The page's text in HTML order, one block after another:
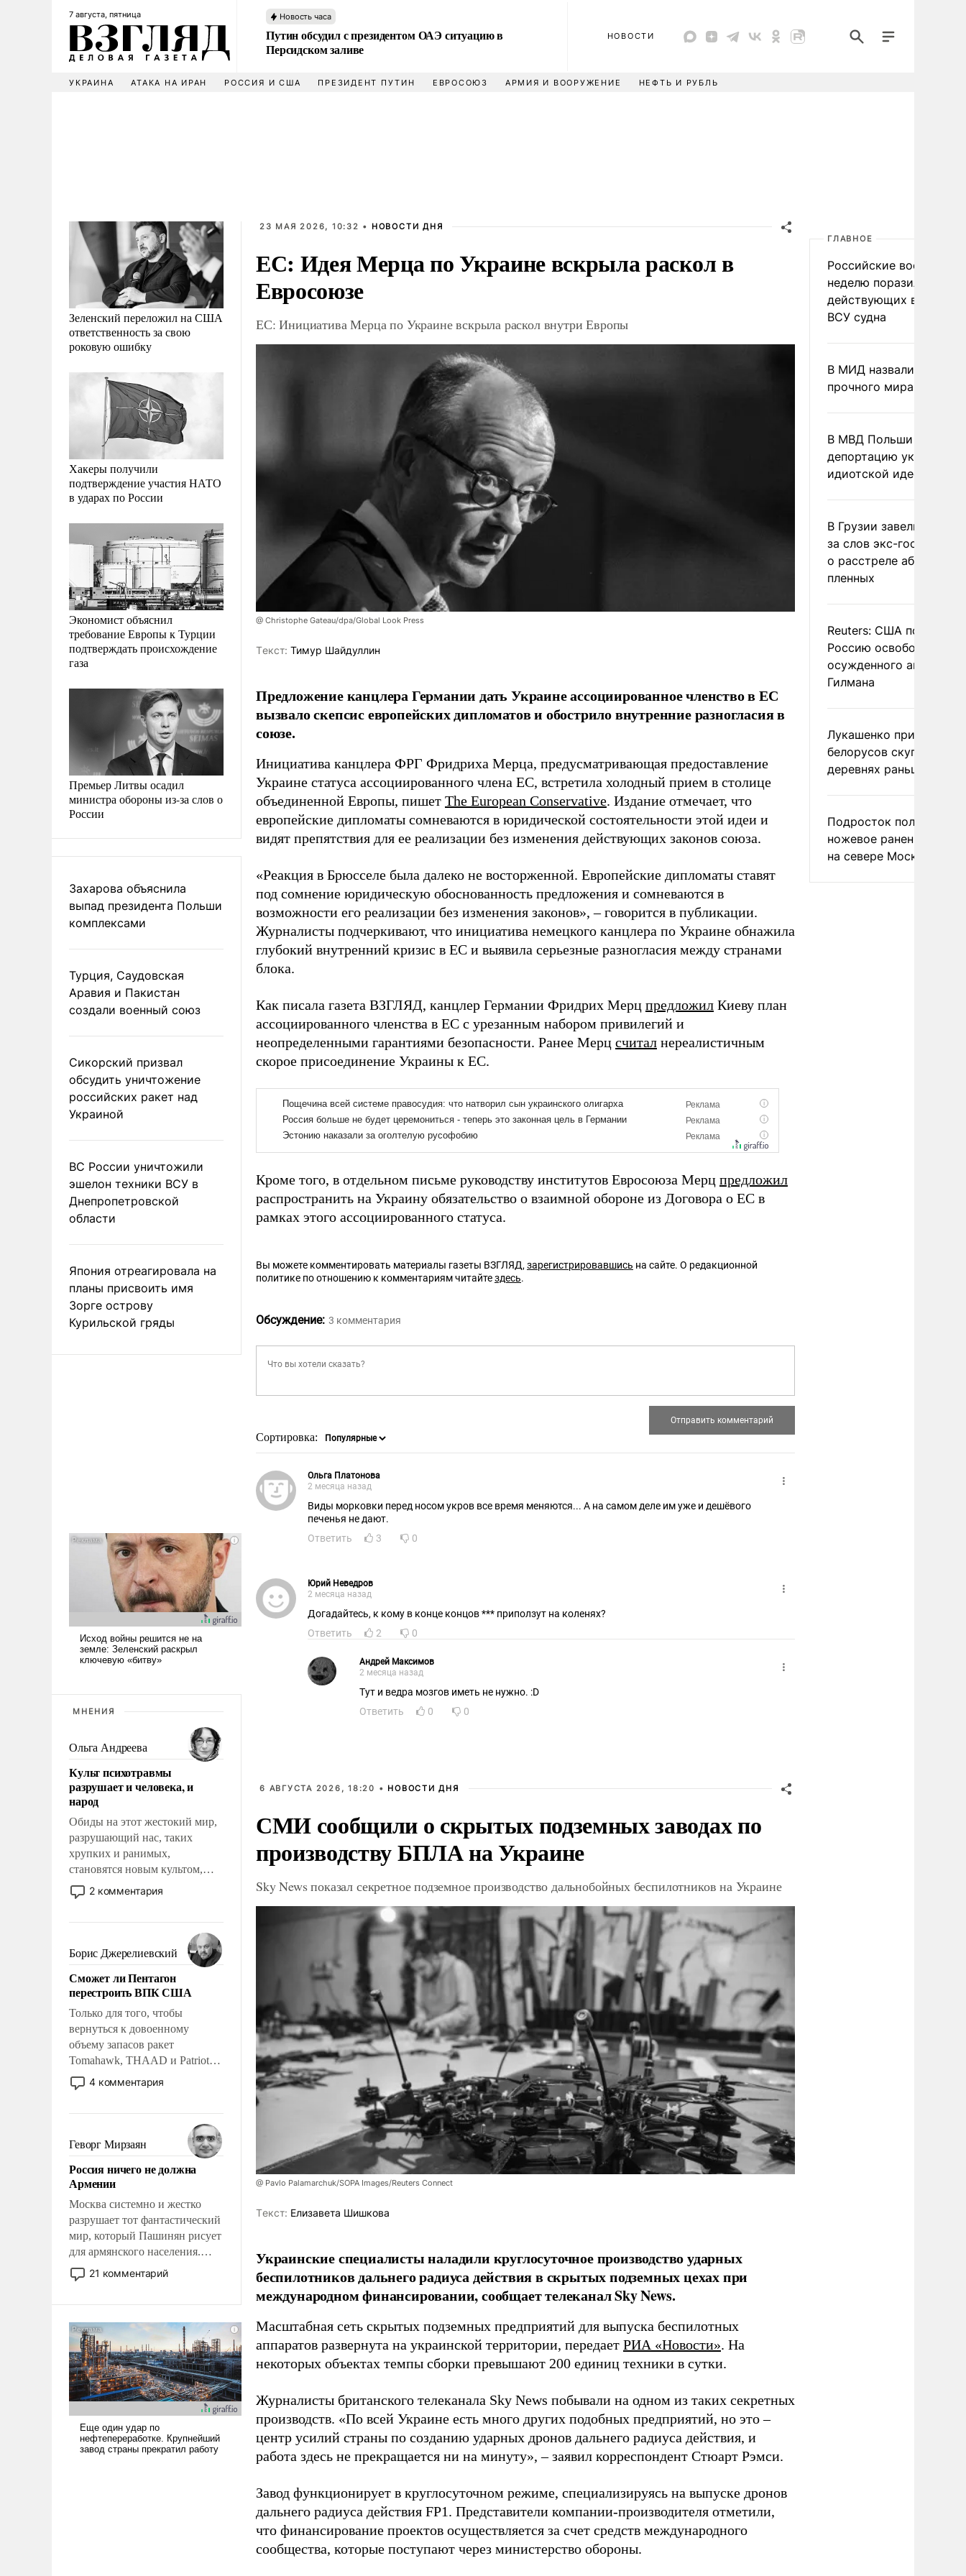
7 августа, пятница Новость часа
Путин обсудил с президентом ОАЭ ситуацию в
Персидском заливе
НОВОСТИ
УКРАИНА АТАКА НА ИРАН РОССИЯ И США ПРЕЗИДЕНТ ПУТИН ЕВРОСОЮЗ АРМИЯ И ВООРУЖЕНИЕ НЕФТЬ И РУБЛЬ
Зеленский переложил на США
ответственность за свою
роковую ошибку
Хакеры получили
подтверждение участия НАТО
в ударах по России
Экономист объяснил
требование Европы к Турции
подтверждать происхождение
газа
Премьер Литвы осадил
министра обороны из-за слов о
России
Захарова объяснила
выпад президента Польши
комплексами
Турция, Саудовская
Аравия и Пакистан
создали военный союз
Сикорский призвал
обсудить уничтожение
российских ракет над
Украиной
ВС России уничтожили
эшелон техники ВСУ в
Днепропетровской
области
Япония отреагировала на
планы присвоить имя
Зорге острову
Курильской гряды
МНЕНИЯ
Ольга Андреева
Культ психотравмы
разрушает и человека, и
народ
Обиды на этот жестокий мир,
разрушающий нас, таких
хрупких и ранимых,
становятся новым культом,
постепенно вытесняя и
отменяя традиционное
мужественным и твердым под
ударами судьбы, брать на себя
ответственность, помогать
слабым, идти вперед и
адаптироваться.
2 комментария
Борис Джерелиевский
Сможет ли Пентагон
перестроить ВПК США
Только для того, чтобы
вернуться к довоенному
объему запасов ракет
Tomahawk, THAAD и Patriot
США потребуется более трех
лет. Даже небольшая война с
Сложившаяся ситуация
означает многолетний период
уязвимости США, например,
перед Китаем.
4 комментария
Геворг Мирзаян
Россия ничего не должна
Армении
Москва системно и жестко
разрушает тот фантастический
мир, который Пашинян рисует
для армянского населения.
Мир, где политические
прожекты будут безусловно
налогоплательщиков и где
Еревану за свои поступки не
нужно отвечать.
21 комментарий
23 МАЯ 2026, 10:32 • НОВОСТИ ДНЯ
ЕС: Идея Мерца по Украине вскрыла раскол в
Евросоюзе
ЕС: Инициатива Мерца по Украине вскрыла раскол внутри Европы
@ Christophe Gateau/dpa/Global Look Press
Tекст: Тимур Шайдуллин
Предложение канцлера Германии дать Украине ассоциированное членство в ЕС
вызвало скепсис европейских дипломатов и обострило внутренние разногласия в
союзе.
Инициатива канцлера ФРГ Фридриха Мерца, предусматривающая предоставление
Украине статуса ассоциированного члена ЕС, встретила холодный прием в столице
объединенной Европы, пишет The European Conservative. Издание отмечает, что
европейские дипломаты сомневаются в юридической состоятельности этой идеи и
видят препятствия для ее реализации без изменения действующих законов союза.
«Реакция в Брюсселе была далеко не восторженной. Европейские дипломаты ставят
под сомнение юридическую обоснованность предложения и сомневаются в
возможности его реализации без изменения законов», – говорится в публикации.
Журналисты подчеркивают, что инициатива немецкого канцлера по Украине обнажила
глубокий внутренний кризис в ЕС и выявила серьезные разногласия между странами
блока.
Как писала газета ВЗГЛЯД, канцлер Германии Фридрих Мерц предложил Киеву план
ассоциированного членства в ЕС с урезанным набором привилегий и
неопределенными гарантиями безопасности. Ранее Мерц считал нереалистичным
скорое присоединение Украины к ЕС.
Кроме того, в отдельном письме руководству институтов Евросоюза Мерц предложил
распространить на Украину обязательство о взаимной обороне из Договора о ЕС в
рамках этого ассоциированного статуса.
Вы можете комментировать материалы газеты ВЗГЛЯД,зарегистрировавшись на сайте. О редакционной
политике по отношению к комментариям читайтездесь.
Обсуждение: 3 комментария
Сортировка:
Ольга Платонова
2 месяца назад
Виды морковки перед носом укров все время меняются... А на самом деле им уже и дешёвого
печенья не дают.
Ответить
3 0
Юрий Неведров
2 месяца назад
Догадайтесь, к кому в конце концов *** приползут на коленях?
Ответить
2 0
Андрей Максимов
2 месяца назад
Тут и ведра мозгов иметь не нужно. :D
Ответить
0 0
6 АВГУСТА 2026, 18:20 • НОВОСТИ ДНЯ
СМИ сообщили о скрытых подземных заводах по
производству БПЛА на Украине
Sky News показал секретное подземное производство дальнобойных беспилотников на Украине
@ Pavlo Palamarchuk/SOPA Images/Reuters Connect
Tекст: Елизавета Шишкова
Украинские специалисты наладили круглосуточное производство ударных
беспилотников дальнего радиуса действия в скрытых подземных цехах при
международном финансировании, сообщает телеканал Sky News.
Масштабная сеть скрытых подземных предприятий для выпуска беспилотных
аппаратов развернута на украинской территории, передает РИА «Новости». На
некоторых объектах темпы сборки превышают 200 единиц техники в сутки.
Журналисты британского телеканала Sky News побывали на одном из таких секретных
производств. «По всей Украине есть много других подобных предприятий, но это –
центр усилий страны по созданию ударных дронов дальнего радиуса действия, и
работа здесь не прекращается ни на минуту», – заявил корреспондент Стюарт Рэмси.
Завод функционирует в круглосуточном режиме, специализируясь на выпуске дронов
дальнего радиуса действия FP1. Представители компании-производителя отметили,
что финансирование проектов осуществляется за счет средств международного
сообщества, которые поступают через министерство обороны.
ГЛАВНОЕ
Российские военные за
неделю поразили 34
действующих в
ВСУ судна
В МИД назвали условия
прочного мира на
В МВД Польши назвали
депортацию украинцев
идиотской идеей
В Грузии завели дело
за слов экс-
о расстреле абхазских
пленных
Reuters: США
Россию освободить
осужденного
Гилмана
Лукашенко призвал
белорусов скупать
деревнях раньше
Подросток получил
ножевое ранение в
на севере Москвы